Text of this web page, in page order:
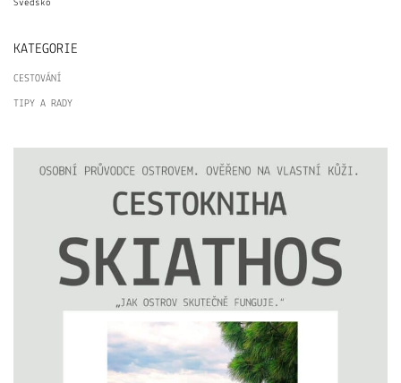
Švédsko
KATEGORIE
CESTOVÁNÍ
TIPY A RADY